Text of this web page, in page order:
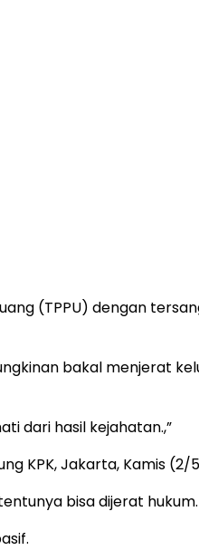
(TPPU) dengan
bakal menjerat
dari hasil kejahatan.,”
KPK, Jakarta, Kamis (2/
bisa dijerat hukum.